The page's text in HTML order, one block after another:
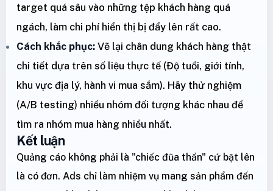
target quá sâu vào những tệp khách hàng quá
ngách, làm chi phí hiển thị bị đẩy lên rất cao.
Cách khắc phục: Vẽ lại chân dung khách hàng thật
chi tiết dựa trên số liệu thực tế (Độ tuổi, giới tính,
khu vực địa lý, hành vi mua sắm). Hãy thử nghiệm
(A/B testing) nhiều nhóm đối tượng khác nhau để
tìm ra nhóm mua hàng nhiều nhất.
Kết luận
Quảng cáo không phải là "chiếc đũa thần" cứ bật lên
là có đơn. Ads chỉ làm nhiệm vụ mang sản phẩm đến